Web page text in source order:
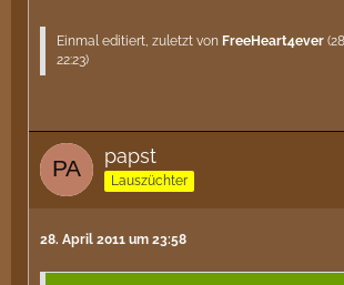
Einmal editiert, zuletzt von FreeHeart4ever (
22:23)
papst
Lauszüchter
28. April 2011 um 23:58